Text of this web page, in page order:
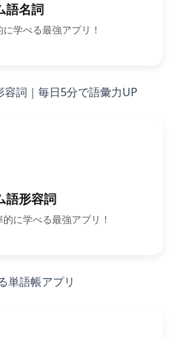
語名詞
学べる最強アプリ！
詞｜毎日5分で語彙力UP
語形容詞
に学べる最強アプリ！
単語帳アプリ